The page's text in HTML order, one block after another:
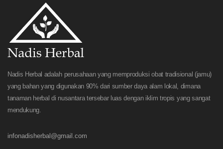
Nadis Herbal adalah perusahaan yang memproduksi obat tradisional (jamu)
yang bahan yang digunakan 90% dari sumber daya alam lokal, dimana
tanaman herbal di nusantara tersebar luas dengan iklim tropis yang sangat
mendukung.
infonadisherbal@gmail.com